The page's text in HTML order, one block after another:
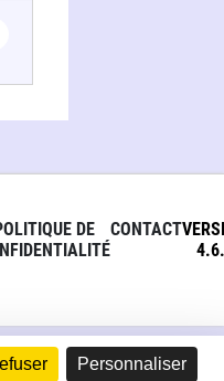
Personnaliser
DE
CONTACT